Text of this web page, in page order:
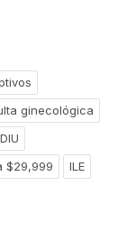
ginecológica
DIU
$29,999
ILE